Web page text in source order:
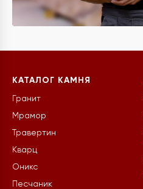
КАТАЛОГ КАМНЯ
Гранит
Мрамор
Травертин
Кварц
Оникс
Песчаник